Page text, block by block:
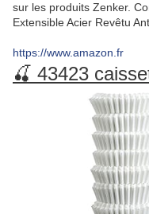
sur les produits Zenker.
Extensible Acier Revêtu
https://www.amazon.fr
🍒 43423